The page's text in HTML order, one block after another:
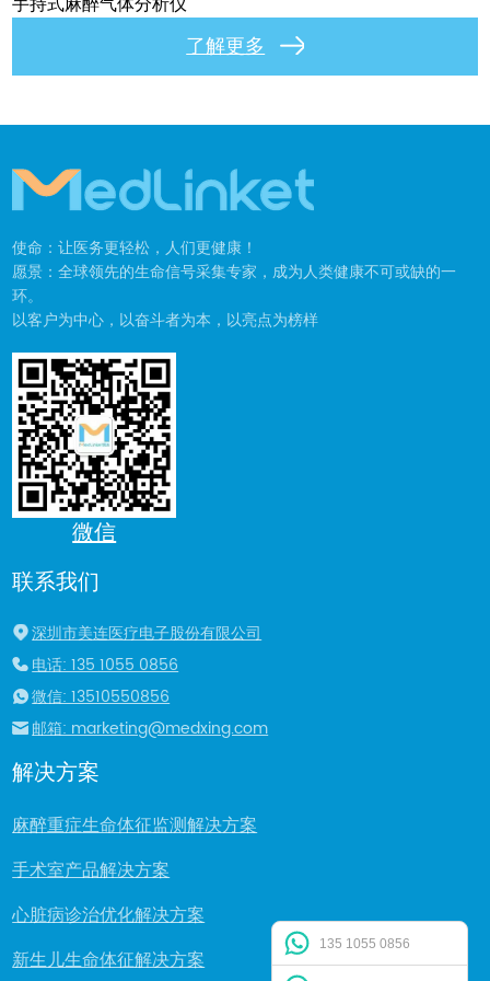
了解更多
使命：让医务更轻松，人们更健康！
愿景：全球领先的生命信号采集专家，成为人类健康不可或缺的一
环。
以客户为中心，以奋斗者为本，以亮点为榜样
微信
联系我们
深圳市美连医疗电子股份有限公司
电话: 135 1055 0856
微信: 13510550856
邮箱: marketing@medxing.com
解决方案
麻醉重症生命体征监测解决方案
手术室产品解决方案
心脏病诊治优化解决方案
新生儿生命体征解决方案
135 1055 0856